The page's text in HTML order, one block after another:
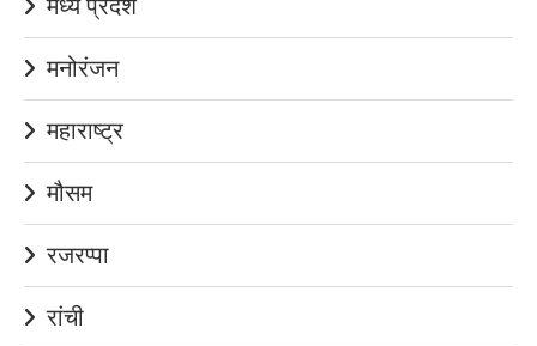
मनोरंजन
महाराष्ट्र
मौसम
रजरप्पा
रांची